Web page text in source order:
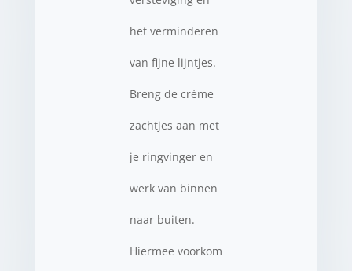
het verminderen
van fijne lijntjes.
Breng de crème
zachtjes aan met
je ringvinger en
werk van binnen
naar buiten.
Hiermee voorkom